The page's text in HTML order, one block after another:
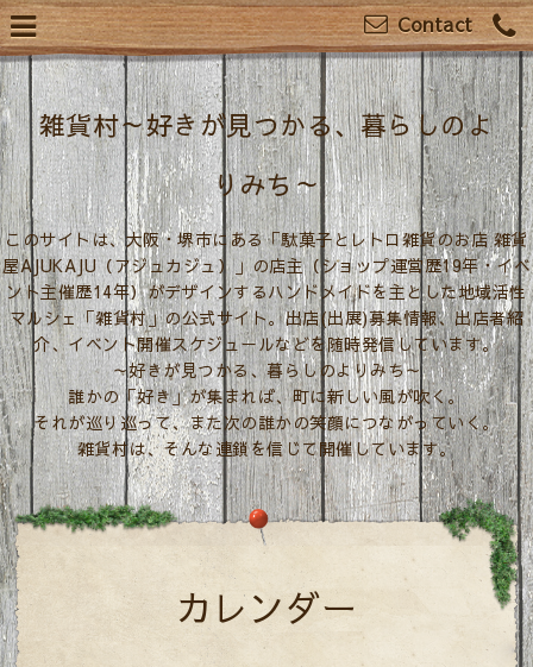
Contact
雑貨村～好きが見つかる、暮らしのよ
りみち～
このサイトは、大阪・堺市にある「駄菓子とレトロ雑貨のお店 雑貨
屋AJUKAJU（アジュカジュ）」の店主（ショップ運営歴19年・イベ
ント主催歴14年）がデザインするハンドメイドを主とした地域活性
マルシェ「雑貨村」の公式サイト。出店(出展)募集情報、出店者紹
介、イベント開催スケジュールなどを随時発信しています。
～好きが見つかる、暮らしのよりみち～
誰かの「好き」が集まれば、町に新しい風が吹く。
それが巡り巡って、また次の誰かの笑顔につながっていく。
雑貨村は、そんな連鎖を信じて開催しています。
カレンダー